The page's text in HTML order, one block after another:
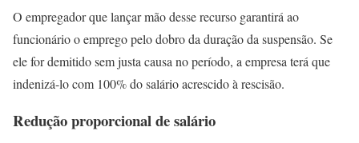
O empregador que lançar mão desse recurso garantirá ao
funcionário o emprego pelo dobro da duração da suspensão. Se
ele for demitido sem justa causa no período, a empresa terá que
indenizá-lo com 100% do salário acrescido à rescisão.
Redução proporcional de salário